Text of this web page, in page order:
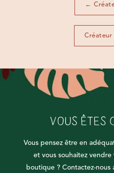
←
Créateur
VOUS ÊTES
Vous pensez être en
et vous souhaitez
boutique ? Contactez-nous